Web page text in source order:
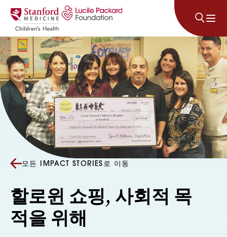
콘텐츠로 건너뛰기
모든 IMPACT STORIES로 이동
할로윈 쇼핑, 사회적 목
적을 위해